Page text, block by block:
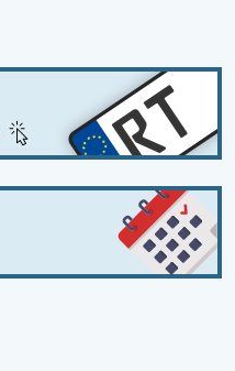
RT